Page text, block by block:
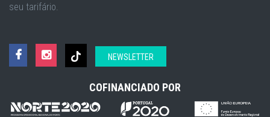
seu tarifário.
NEWSLETTER
COFINANCIADO POR